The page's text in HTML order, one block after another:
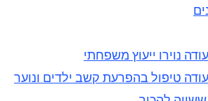
נוירו ייעוץ משפחתי
טיפול בהפרעת קשב ילדים ונוער